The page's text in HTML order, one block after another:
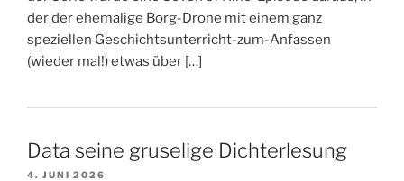
der der ehemalige Borg-Drone mit einem ganz
speziellen Geschichtsunterricht-zum-Anfassen
(wieder mal!) etwas über […]
Data seine gruselige Dichterlesung
4. JUNI 2026